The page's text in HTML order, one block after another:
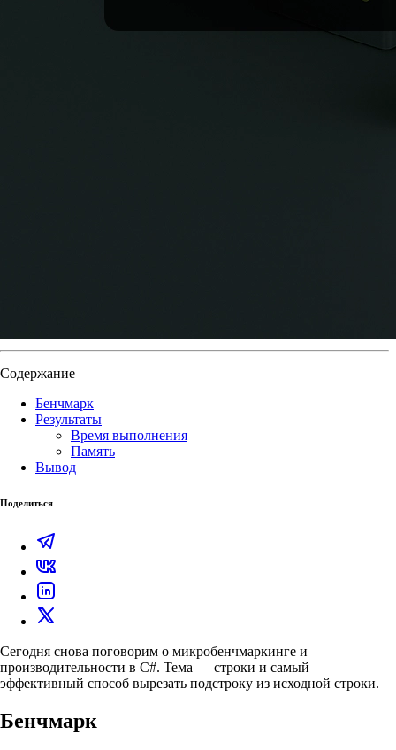
Содержание
Бенчмарк
Результаты
Время выполнения
Память
Вывод
Поделиться
Сегодня снова поговорим о микробенчмаркинге и
производительности в C#. Тема — строки и самый
эффективный способ вырезать подстроку из исходной строки.
Бенчмарк